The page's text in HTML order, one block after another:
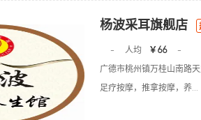
杨波采耳旗舰店
- 人均 ￥66
-
广德市桃州镇万桂山南路
足疗按摩，推拿按摩，养...